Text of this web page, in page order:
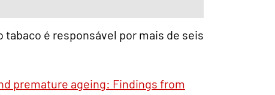
tabaco é responsável por mais de seis
premature ageing: Findings from